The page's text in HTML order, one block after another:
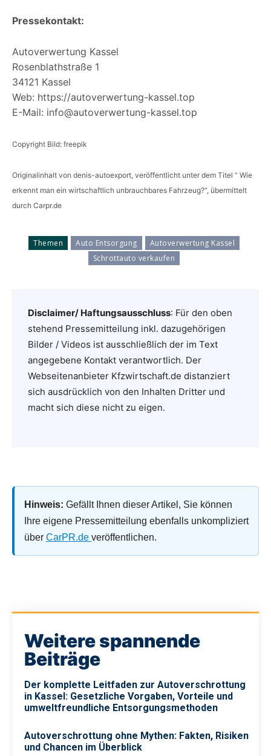
Pressekontakt:
Autoverwertung Kassel
Rosenblathstraße 1
34121 Kassel
Web: https://autoverwertung-kassel.top
E-Mail: info@autoverwertung-kassel.top
Copyright Bild: freepik
Originalinhalt von denis-autoexport, veröffentlicht unter dem Titel “ Wie
erkennt man ein wirtschaftlich unbrauchbares Fahrzeug?“, übermittelt
durch Carpr.de
Themen Auto Entsorgung
Autoverwertung Kassel
Schrottauto verkaufen
Disclaimer/ Haftungsausschluss: Für den oben
stehend Pressemitteilung inkl. dazugehörigen
Bilder / Videos ist ausschließlich der im Text
angegebene Kontakt verantwortlich. Der
Webseitenanbieter Kfzwirtschaft.de distanziert
sich ausdrücklich von den Inhalten Dritter und
macht sich diese nicht zu eigen.
Hinweis: Gefällt Ihnen dieser Artikel, Sie können
Ihre eigene Pressemitteilung ebenfalls unkompliziert
über CarPR.de veröffentlichen.
Weitere spannende
Beiträge
Der komplette Leitfaden zur Autoverschrottung
in Kassel: Gesetzliche Vorgaben, Vorteile und
umweltfreundliche Entsorgungsmethoden
Autoverschrottung ohne Mythen: Fakten, Risiken
und Chancen im Überblick